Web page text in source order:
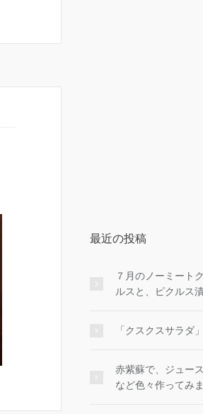
最近の投稿
７月のノーミート
ルスと、ピクルス
「クスクスサラダ
赤紫蘇で、ジュー
など色々作ってみ